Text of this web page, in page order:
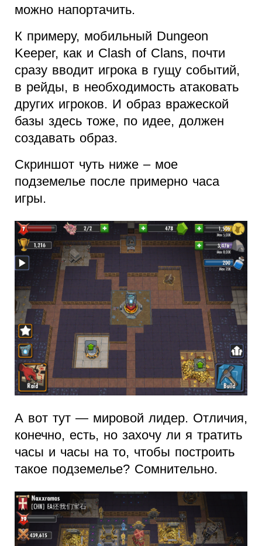
можно напортачить.
К примеру, мобильный Dungeon
Keeper, как и Clash of Clans, почти
сразу вводит игрока в гущу событий,
в рейды, в необходимость атаковать
других игроков. И образ вражеской
базы здесь тоже, по идее, должен
создавать образ.
Скриншот чуть ниже – мое
подземелье после примерно часа
игры.
А вот тут — мировой лидер. Отличия,
конечно, есть, но захочу ли я тратить
часы и часы на то, чтобы построить
такое подземелье? Сомнительно.